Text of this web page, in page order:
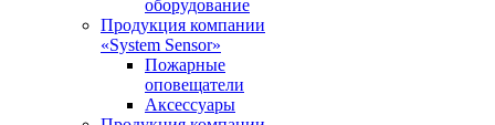
оборудование
Продукция компании
«System Sensor»
Пожарные
оповещатели
Аксессуары